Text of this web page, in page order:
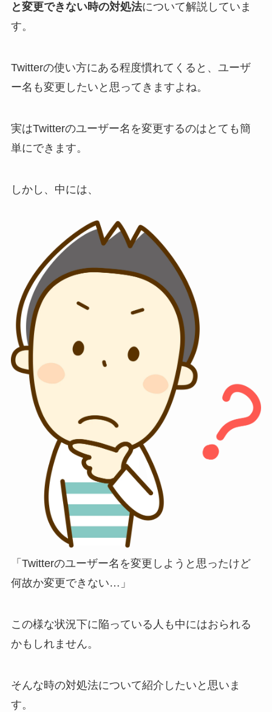
と変更できない時の対処法について解説していま
す。
Twitterの使い方にある程度慣れてくると、ユーザ
ー名も変更したいと思ってきますよね。
実はTwitterのユーザー名を変更するのはとても簡
単にできます。
しかし、中には、
「Twitterのユーザー名を変更しようと思ったけど
何故か変更できない…」
この様な状況下に陥っている人も中にはおられる
かもしれません。
そんな時の対処法について紹介したいと思いま
す。